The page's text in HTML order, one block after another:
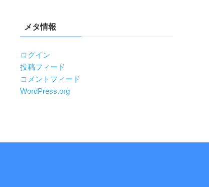
メタ情報
ログイン
投稿フィード
コメントフィード
WordPress.org